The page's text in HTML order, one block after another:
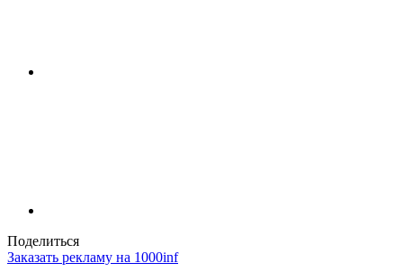
Поделиться
Заказать рекламу на 1000inf